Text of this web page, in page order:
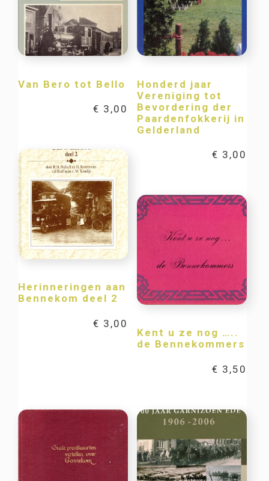
Van Bero tot Bello
€ 3,00
Honderd jaar
Vereniging tot
Bevordering der
Paardenfokkerij in
Gelderland
€ 3,00
Herinneringen aan
Bennekom deel 2
€ 3,00
Kent u ze nog …..
de Bennekommers
€ 3,50